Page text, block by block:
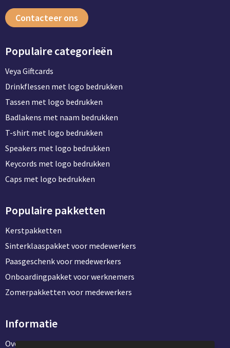
Contacteer ons
Populaire categorieën
Veya Giftcards
Drinkflessen met logo bedrukken
Tassen met logo bedrukken
Badlakens met naam bedrukken
T-shirt met logo bedrukken
Speakers met logo bedrukken
Keycords met logo bedrukken
Caps met logo bedrukken
Populaire pakketten
Kerstpakketten
Sinterklaaspakket voor medewerkers
Paasgeschenk voor medewerkers
Onboardingpakket voor werknemers
Zomerpakketten voor medewerkers
Informatie
Over ons